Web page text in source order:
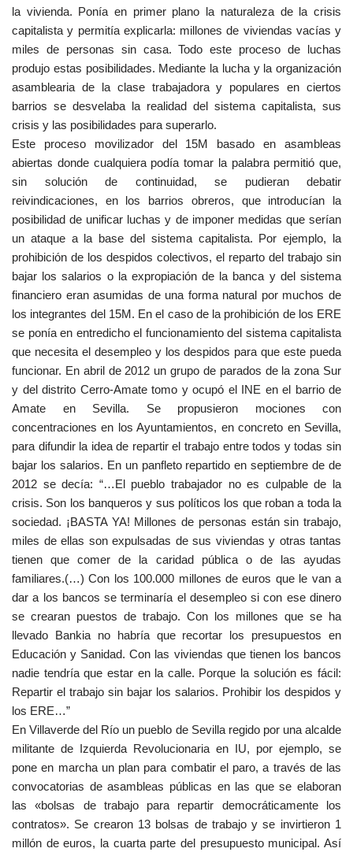
la vivienda. Ponía en primer plano la naturaleza de la crisis
capitalista y permitía explicarla: millones de viviendas vacías y
miles de personas sin casa. Todo este proceso de luchas
produjo estas posibilidades. Mediante la lucha y la organización
asamblearia de la clase trabajadora y populares en ciertos
barrios se desvelaba la realidad del sistema capitalista, sus
crisis y las posibilidades para superarlo.
Este proceso movilizador del 15M basado en asambleas
abiertas donde cualquiera podía tomar la palabra permitió que,
sin solución de continuidad, se pudieran debatir
reivindicaciones, en los barrios obreros, que introducían la
posibilidad de unificar luchas y de imponer medidas que serían
un ataque a la base del sistema capitalista. Por ejemplo, la
prohibición de los despidos colectivos, el reparto del trabajo sin
bajar los salarios o la expropiación de la banca y del sistema
financiero eran asumidas de una forma natural por muchos de
los integrantes del 15M. En el caso de la prohibición de los ERE
se ponía en entredicho el funcionamiento del sistema capitalista
que necesita el desempleo y los despidos para que este pueda
funcionar. En abril de 2012 un grupo de parados de la zona Sur
y del distrito Cerro-Amate tomo y ocupó el INE en el barrio de
Amate en Sevilla. Se propusieron mociones con
concentraciones en los Ayuntamientos, en concreto en Sevilla,
para difundir la idea de repartir el trabajo entre todos y todas sin
bajar los salarios. En un panfleto repartido en septiembre de de
2012 se decía: “…El pueblo trabajador no es culpable de la
crisis. Son los banqueros y sus políticos los que roban a toda la
sociedad. ¡BASTA YA! Millones de personas están sin trabajo,
miles de ellas son expulsadas de sus viviendas y otras tantas
tienen que comer de la caridad pública o de las ayudas
familiares.(…) Con los 100.000 millones de euros que le van a
dar a los bancos se terminaría el desempleo si con ese dinero
se crearan puestos de trabajo. Con los millones que se ha
llevado Bankia no habría que recortar los presupuestos en
Educación y Sanidad. Con las viviendas que tienen los bancos
nadie tendría que estar en la calle. Porque la solución es fácil:
Repartir el trabajo sin bajar los salarios. Prohibir los despidos y
los ERE…”
En Villaverde del Río un pueblo de Sevilla regido por una alcalde
militante de Izquierda Revolucionaria en IU, por ejemplo, se
pone en marcha un plan para combatir el paro, a través de las
convocatorias de asambleas públicas en las que se elaboran
las «bolsas de trabajo para repartir democráticamente los
contratos». Se crearon 13 bolsas de trabajo y se invirtieron 1
millón de euros, la cuarta parte del presupuesto municipal. Así